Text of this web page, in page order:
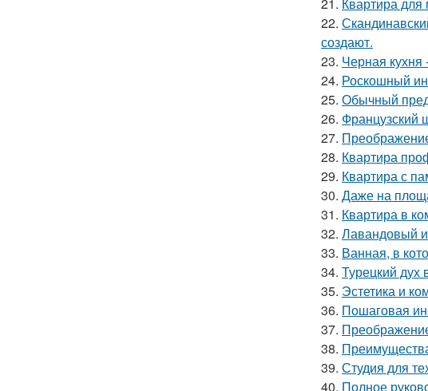
22.
создают.
23. Черная кухня
24. Роскошный
25. Обычный
26. Французский
27.
28. Квартира
29. Квартира с
30. Даже на
31. Квартира в
32. Лавандовый
33. Ванная, в
34. Турецкий дух
35. Эстетика и
36. Пошаговая
37.
38.
39. Студия для
40. Полное